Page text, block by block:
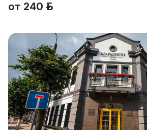
от 240 р.